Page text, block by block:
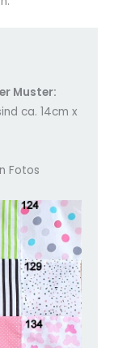
Muster:
ca. 14cm x
Fotos